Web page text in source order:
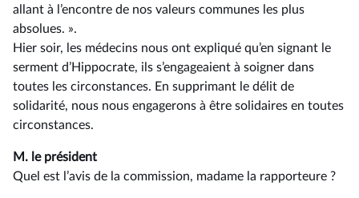
allant à l’encontre de nos valeurs communes les plus
absolues. ».
Hier soir, les médecins nous ont expliqué qu’en signant le
serment d’Hippocrate, ils s’engageaient à soigner dans
toutes les circonstances. En supprimant le délit de
solidarité, nous nous engagerons à être solidaires en toutes
circonstances.
M. le président
Quel est l’avis de la commission, madame la rapporteure ?